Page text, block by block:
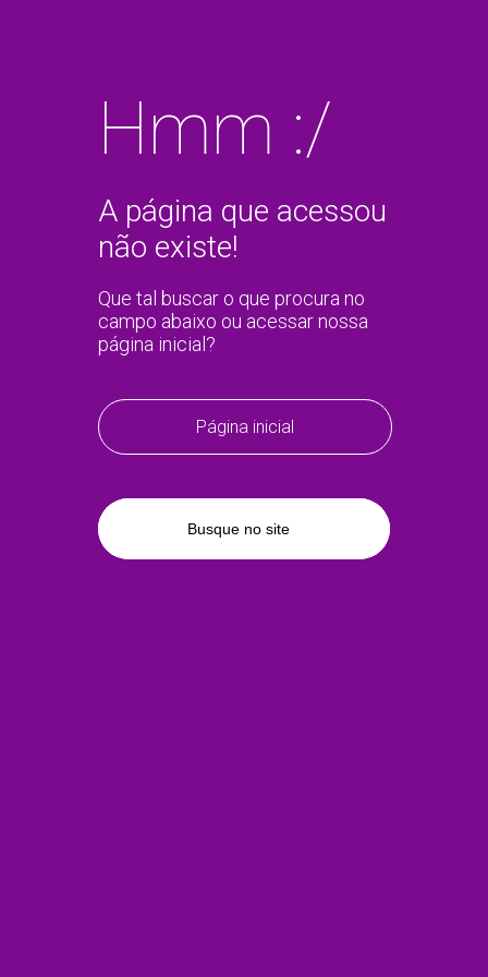
Hmm :/
A página que acessou
não existe!
Que tal buscar o que procura no
campo abaixo ou acessar nossa
página inicial?
Página inicial